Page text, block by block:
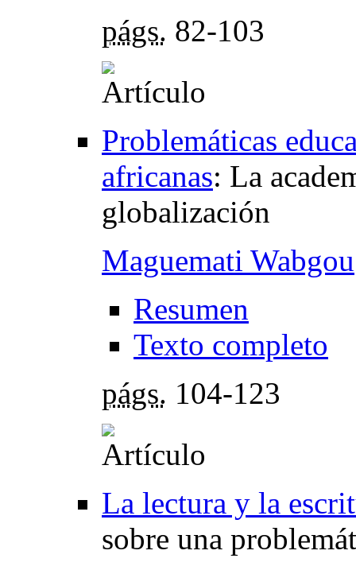
págs. 82-103
Problemáticas
africanas: La
globalización
Maguemati Wabgou
Resumen
Texto completo
págs. 104-123
La lectura y la
sobre una